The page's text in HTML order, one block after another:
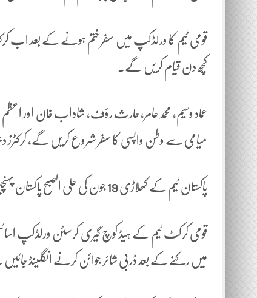
کچھ دن قیام کریں گے۔
عماد وسیم، محمدعامر، حارث رؤف، شاداب خان اور
میامی سے وطن واپسی کا سفر شروع کریں گے، کرکٹرز
پاکستان ٹیم کے کھلاڑی 19 جون کی علی الصبح پاکستان پہنچیں گے اور بابراعظم 22 جون کو پاکستان واپس روانہ ہوں گے۔
قومی کرکٹ ٹیم کے ہیڈ کوچ گیری کرسٹن ورلڈکپ
میں رکنے کے بعد ڈربی شائر جوائن کرنے انگلینڈ